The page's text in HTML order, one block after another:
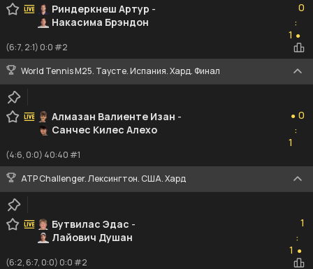
Риндеркнеш Артур -
Накасима Брэндон
0
:
1 ●
(6:7, 2:1) 0:0 #2
World Tennis M25. Таусте. Испания. Хард. Финал
Алмазан Валиенте Изан -
Санчес Килес Алехо
● 0
:
1
(4:6, 0:0) 40:40 #1
ATP Challenger. Лексингтон. США. Хард
Бутвилас Эдас -
Лайович Душан
1
:
1 ●
(6:2, 6:7, 0:0) 0:0 #2